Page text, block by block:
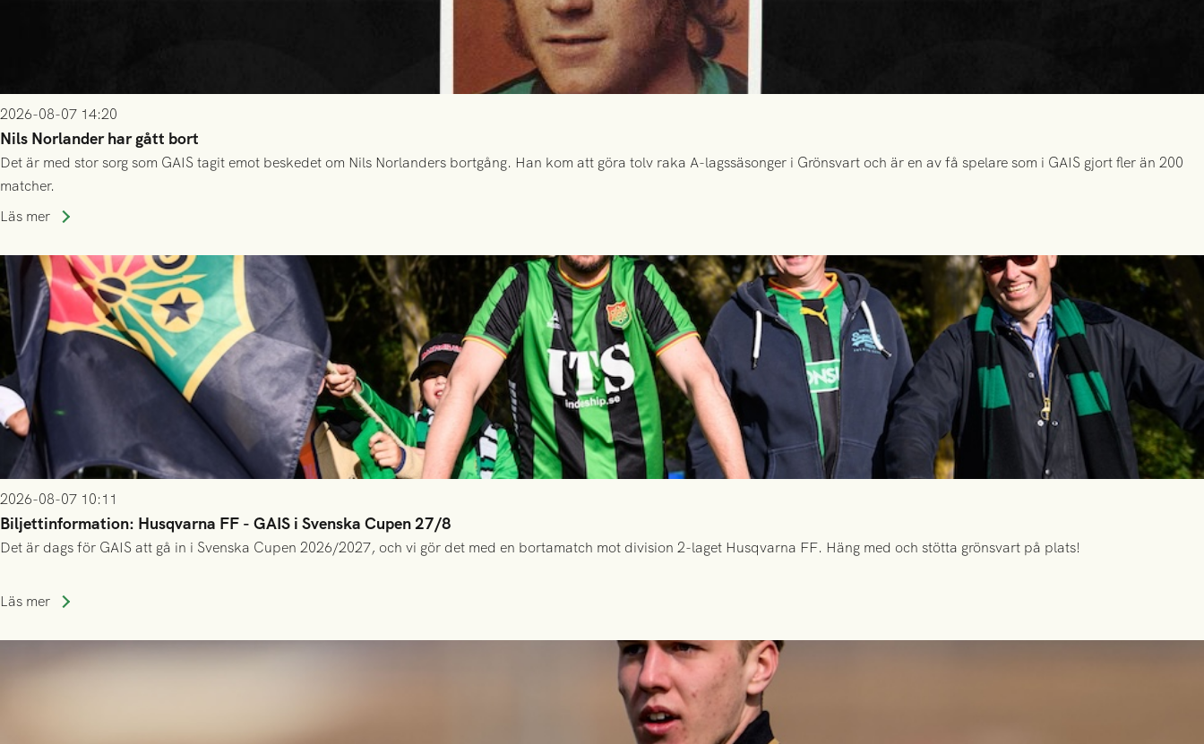
2026-08-07 14:20
Nils Norlander har gått bort
Det är med stor sorg som GAIS tagit emot beskedet om Nils Norlanders bortgång. Han kom att göra tolv raka A-lagssäsonger i Grönsvart och är en av få spelare som i GAIS gjort fler än 200
matcher.
Läs mer
2026-08-07 10:11
Biljettinformation: Husqvarna FF - GAIS i Svenska Cupen 27/8
Det är dags för GAIS att gå in i Svenska Cupen 2026/2027, och vi gör det med en bortamatch mot division 2-laget Husqvarna FF. Häng med och stötta grönsvart på plats!
Läs mer